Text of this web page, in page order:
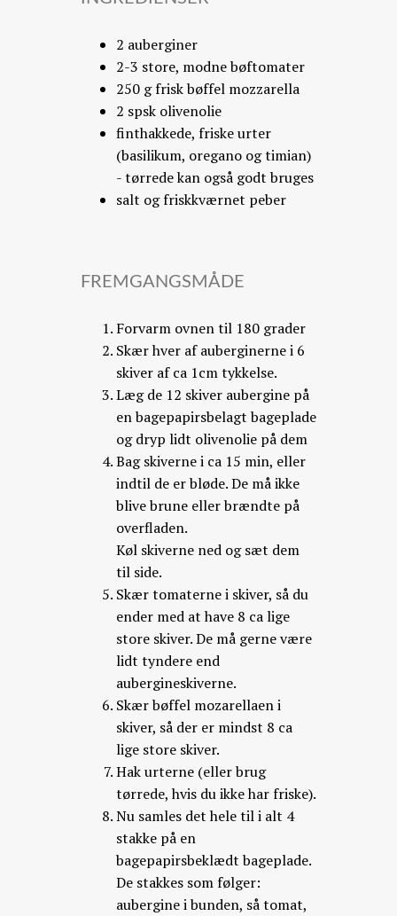
2 auberginer
2-3 store, modne bøftomater
250 g frisk bøffel mozzarella
2 spsk olivenolie
finthakkede, friske urter
(basilikum, oregano og timian)
- tørrede kan også godt bruges
salt og friskkværnet peber
FREMGANGSMÅDE
Forvarm ovnen til 180 grader
Skær hver af auberginerne i 6
skiver af ca 1cm tykkelse.
Læg de 12 skiver aubergine på
en bagepapirsbelagt bageplade
og dryp lidt olivenolie på dem
Bag skiverne i ca 15 min, eller
indtil de er bløde. De må ikke
blive brune eller brændte på
overfladen.
Køl skiverne ned og sæt dem
til side.
Skær tomaterne i skiver, så du
ender med at have 8 ca lige
store skiver. De må gerne være
lidt tyndere end
aubergineskiverne.
Skær bøffel mozarellaen i
skiver, så der er mindst 8 ca
lige store skiver.
Hak urterne (eller brug
tørrede, hvis du ikke har friske).
Nu samles det hele til i alt 4
stakke på en
bagepapirsbeklædt bageplade.
De stakkes som følger:
aubergine i bunden, så tomat,